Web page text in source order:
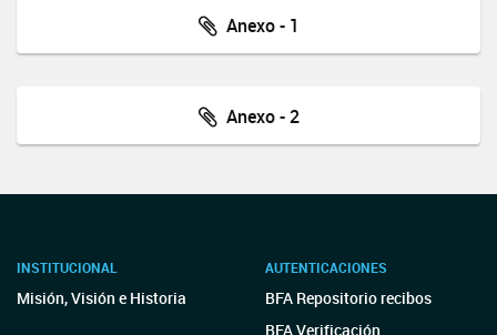
Anexo - 1
Anexo - 2
INSTITUCIONAL
Misión, Visión e Historia
AUTENTICACIONES
BFA Repositorio recibos
BFA Verificación